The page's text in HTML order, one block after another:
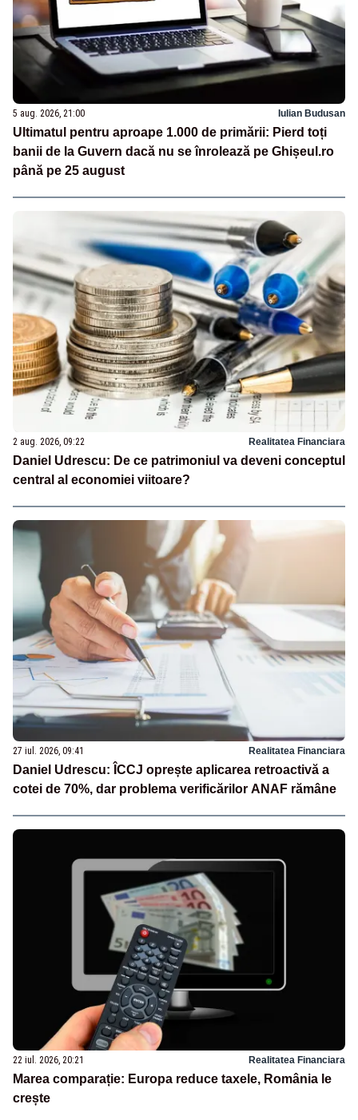
5 aug. 2026, 21:00 Iulian Budusan
Ultimatul pentru aproape 1.000 de primării: Pierd toți
banii de la Guvern dacă nu se înrolează pe Ghișeul.ro
până pe 25 august
2 aug. 2026, 09:22 Realitatea Financiara
Daniel Udrescu: De ce patrimoniul va deveni conceptul
central al economiei viitoare?
27 iul. 2026, 09:41 Realitatea Financiara
Daniel Udrescu: ÎCCJ oprește aplicarea retroactivă a
cotei de 70%, dar problema verificărilor ANAF rămâne
22 iul. 2026, 20:21 Realitatea Financiara
Marea comparație: Europa reduce taxele, România le
crește